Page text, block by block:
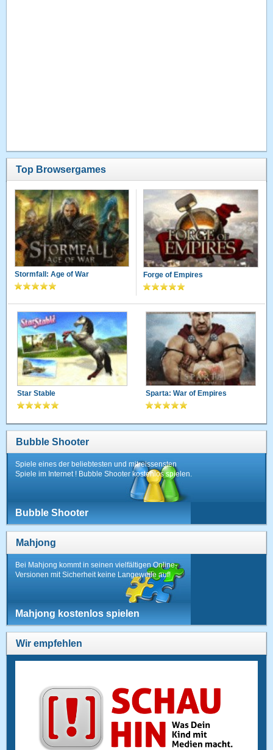
Top Browsergames
Stormfall: Age of War Forge of Empires
Star Stable Sparta: War of Empires
Bubble Shooter
Spiele eines der beliebtesten und mitreissensten
Spiele im Internet ! Bubble Shooter kostenlos spielen.
Bubble Shooter
Mahjong
Bei Mahjong kommt in seinen vielfältigen Online-
Versionen mit Sicherheit keine Langeweile auf!
Mahjong kostenlos spielen
Wir empfehlen